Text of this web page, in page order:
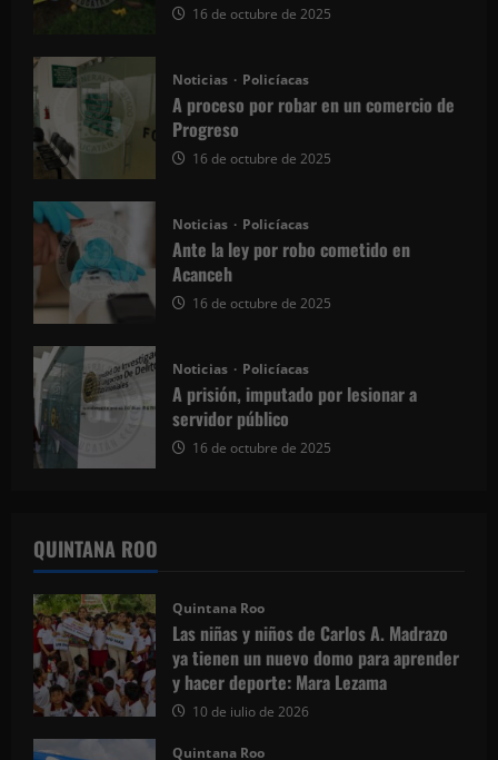
16 de octubre de 2025
Noticias Policíacas
A proceso por robar en un comercio de
Progreso
16 de octubre de 2025
Noticias Policíacas
Ante la ley por robo cometido en
Acanceh
16 de octubre de 2025
Noticias Policíacas
A prisión, imputado por lesionar a
servidor público
16 de octubre de 2025
QUINTANA ROO
Quintana Roo
Las niñas y niños de Carlos A. Madrazo
ya tienen un nuevo domo para aprender
y hacer deporte: Mara Lezama
10 de julio de 2026
Quintana Roo